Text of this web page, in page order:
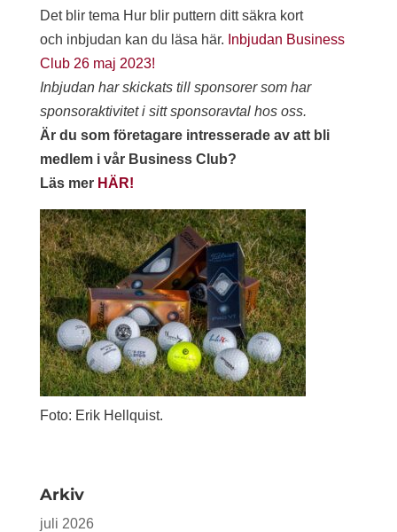
Det blir tema Hur blir puttern ditt säkra kort
och inbjudan kan du läsa här. Inbjudan Business
Club 26 maj 2023!
Inbjudan har skickats till sponsorer som har
sponsoraktivitet i sitt sponsoravtal hos oss.
Är du som företagare intresserade av att bli
medlem i vår Business Club?
Läs mer HÄR!
Foto: Erik Hellquist.
Arkiv
juli 2026